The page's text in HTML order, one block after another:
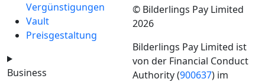
Vergünstigungen
Vault
Preisgestaltung
Business
© Bilderlings Pay Limited
2026
Bilderlings Pay Limited ist
von der Financial Conduct
Authority (900637) im